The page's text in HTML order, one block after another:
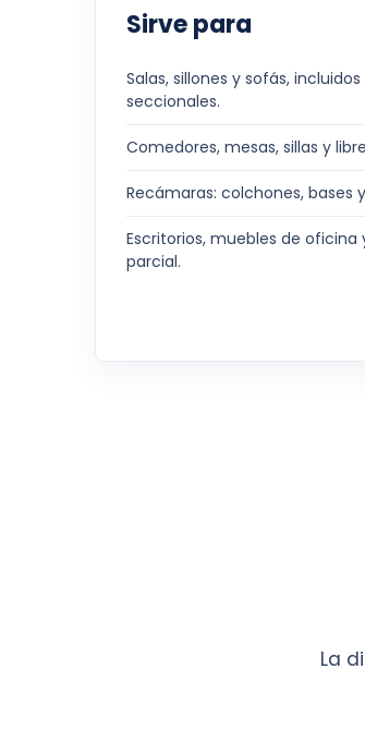
Sirve para
Salas, sillones y sofás, incluidos
seccionales.
Comedores, mesas, sillas y
Recámaras: colchones, bases
Escritorios, muebles de oficina
parcial.
La